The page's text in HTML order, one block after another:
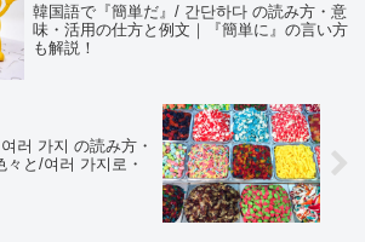
韓国語で『簡単だ』/ 간단하다 の読み方・意
味・活用の仕方と例文｜『簡単に』の言い方
も解説！
러 가지 の読み方・
と/여러 가지로・